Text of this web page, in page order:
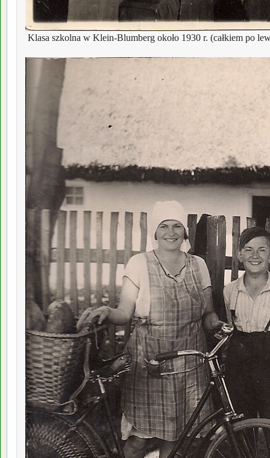
Klasa szkolna w Klein-Blumberg około 1930 r. (całkiem po